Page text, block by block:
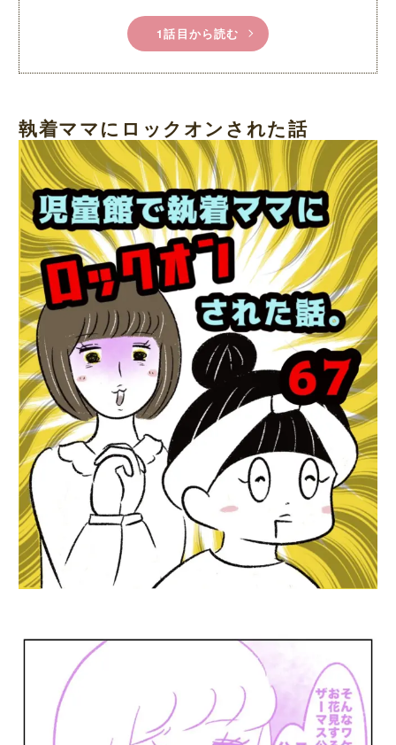
1話目から読む
執着ママにロックオンされた話